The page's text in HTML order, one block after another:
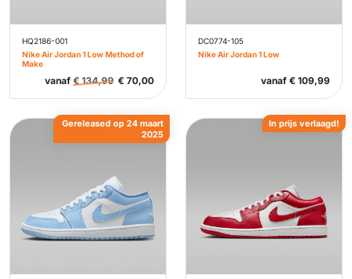
HQ2186-001
Nike Air Jordan 1 Low Method of
Make
vanaf €134,99 € 70,00
DC0774-105
Nike Air Jordan 1 Low
vanaf € 109,99
Gereleased op 24 maart
2025
In prijs verlaagd!